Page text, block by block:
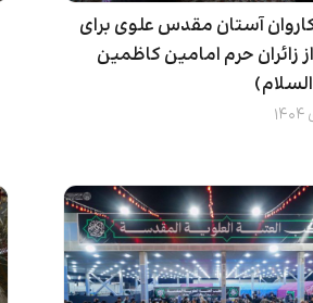
آستان مقدس علوی برای
زائران حرم امامین کاظمین